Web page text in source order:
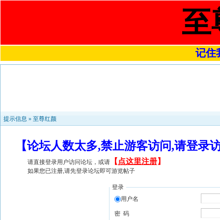
至
记住
提示信息 » 至尊红颜
【论坛人数太多,禁止游客访问,请登
请直接登录用户访问论坛，或请 【 点这里注册】
如果您已注册,请先登录论坛即可游览帖子
登录
用户名
密 码